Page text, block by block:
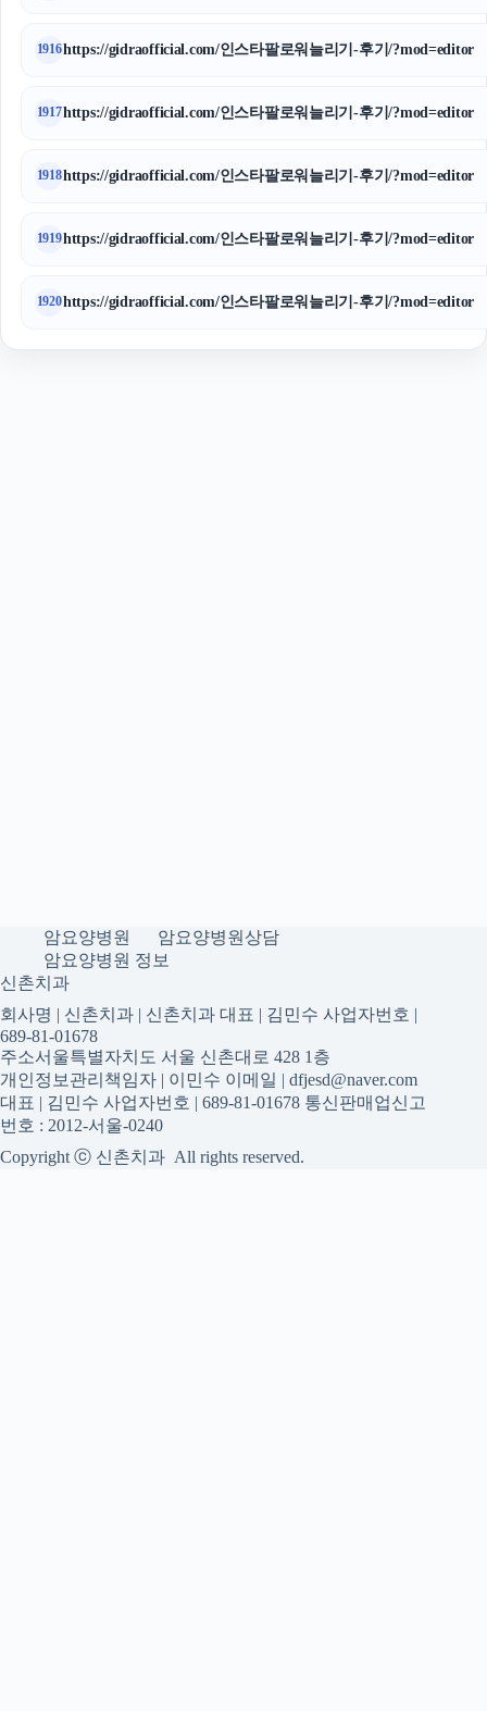
1916https://gidraofficial.com/인스타팔로워늘리기-후기/?mod=editor
1917https://gidraofficial.com/인스타팔로워늘리기-후기/?mod=editor
1918https://gidraofficial.com/인스타팔로워늘리기-후기/?mod=editor
1919https://gidraofficial.com/인스타팔로워늘리기-후기/?mod=editor
1920https://gidraofficial.com/인스타팔로워늘리기-후기/?mod=editor
암요양병원
암요양병원상담
암요양병원 정보
신촌치과
회사명 | 신촌치과 | 신촌치과 대표 | 김민수 사업자번호 |
689-81-01678
주소서울특별자치도 서울 신촌대로 428 1층
개인정보관리책임자 | 이민수 이메일 | dfjesd@naver.com
대표 | 김민수 사업자번호 | 689-81-01678 통신판매업신고
번호 : 2012-서울-0240
Copyright ⓒ 신촌치과 All rights reserved.